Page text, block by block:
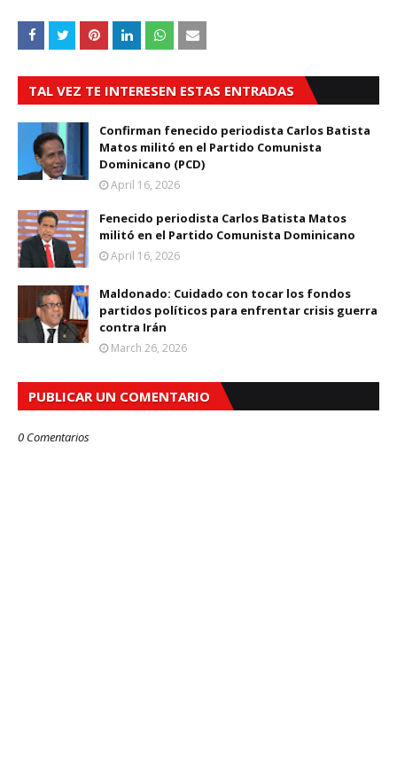
TAL VEZ TE INTERESEN ESTAS ENTRADAS
Confirman fenecido periodista Carlos Batista
Matos militó en el Partido Comunista
Dominicano (PCD)
April 16, 2026
Fenecido periodista Carlos Batista Matos
militó en el Partido Comunista Dominicano
April 16, 2026
Maldonado: Cuidado con tocar los fondos
partidos políticos para enfrentar crisis guerra
contra Irán
March 26, 2026
PUBLICAR UN COMENTARIO
0 Comentarios